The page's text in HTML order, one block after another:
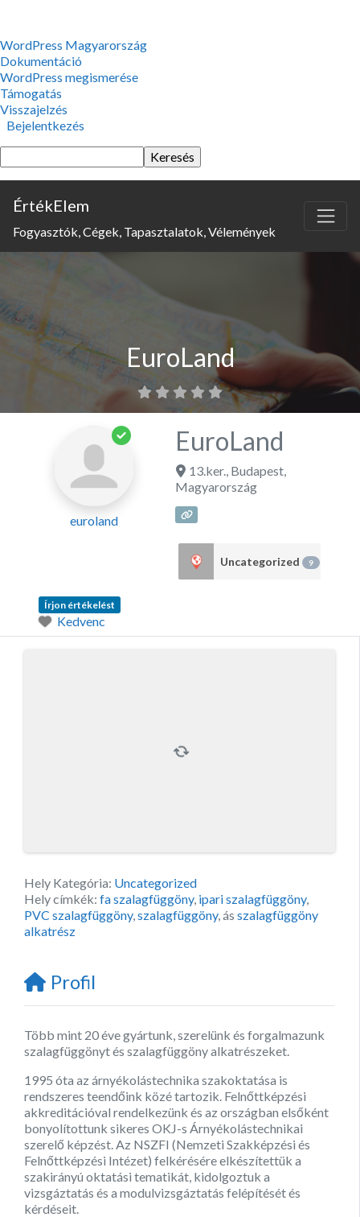
WordPress,
a
csodás
WordPress Magyarország
Dokumentáció
WordPress megismerése
Támogatás
Visszajelzés
Bejelentkezés
Keresés
ÉrtékElem
Fogyasztók, Cégek, Tapasztalatok, Vélemények
EuroLand
euroland
EuroLand
13.ker., Budapest,
Magyarország
Uncategorized 9
Írjon értékelést
Kedvenc
Hely Kategória: Uncategorized
Hely címkék: fa szalagfüggöny, ipari szalagfüggöny,
PVC szalagfüggöny, szalagfüggöny, ás szalagfüggöny
alkatrész
Profil
Több mint 20 éve gyártunk, szerelünk és forgalmazunk
szalagfüggönyt és szalagfüggöny alkatrészeket.
1995 óta az árnyékolástechnika szakoktatása is
rendszeres teendőink közé tartozik. Felnőttképzési
akkreditációval rendelkezünk és az országban elsőként
bonyolítottunk sikeres OKJ-s Árnyékolástechnikai
szerelő képzést. Az NSZFI (Nemzeti Szakképzési és
Felnőttképzési Intézet) felkérésére elkészítettük a
szakirányú oktatási tematikát, kidolgoztuk a
vizsgáztatás és a modulvizsgáztatás felépítését és
kérdéseit.